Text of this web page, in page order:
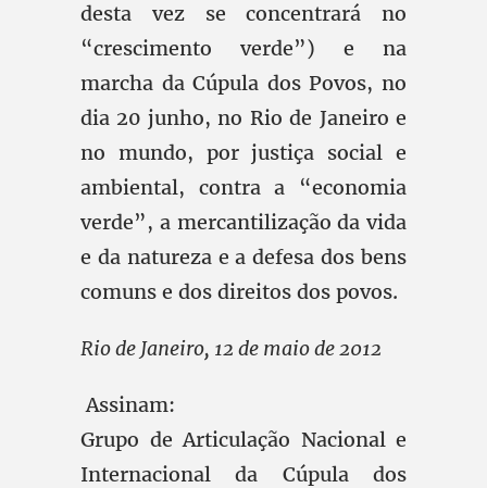
desta vez se concentrará no
“crescimento verde”) e na
marcha da Cúpula dos Povos, no
dia 20 junho, no Rio de Janeiro e
no mundo, por justiça social e
ambiental, contra a “economia
verde”, a mercantilização da vida
e da natureza e a defesa dos bens
comuns e dos direitos dos povos.
Rio de Janeiro, 12 de maio de 2012
Assinam:
Grupo de Articulação Nacional e
Internacional da Cúpula dos